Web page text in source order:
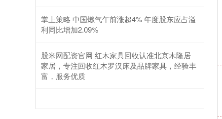
掌上策略 中国燃气午前涨超4% 年度股东应占溢
利同比增加2.09%
股米网配资官网 红木家具回收认准北京木隆居
家居，专注回收红木罗汉床及品牌家具，经验丰
富，服务优质